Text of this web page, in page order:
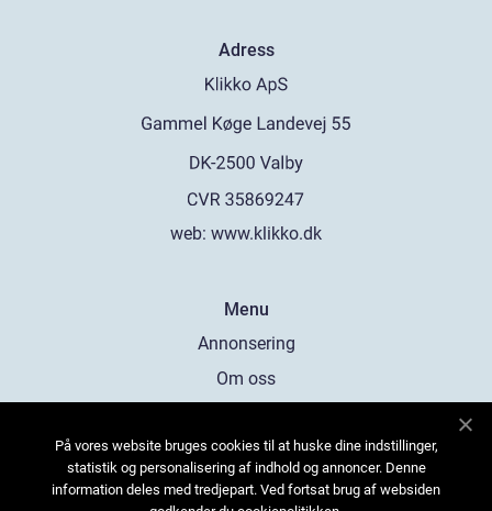
Adress
web: www.klikko.dk
Menu
Annonsering
Om oss
Kontakta oss
Sitemap
På vores website bruges cookies til at huske dine indstillinger,
statistik og personalisering af indhold og annoncer. Denne
information deles med tredjepart. Ved fortsat brug af websiden